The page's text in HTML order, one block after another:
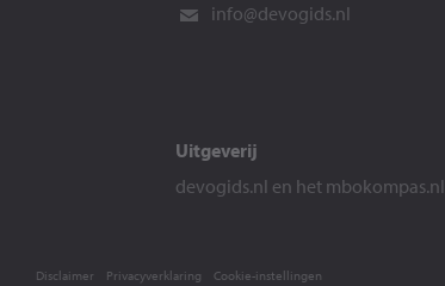
info@devogids.nl
Uitgeverij
devogids.nl en het mbokompas.nl
Disclaimer Privacyverklaring Cookie-instellingen